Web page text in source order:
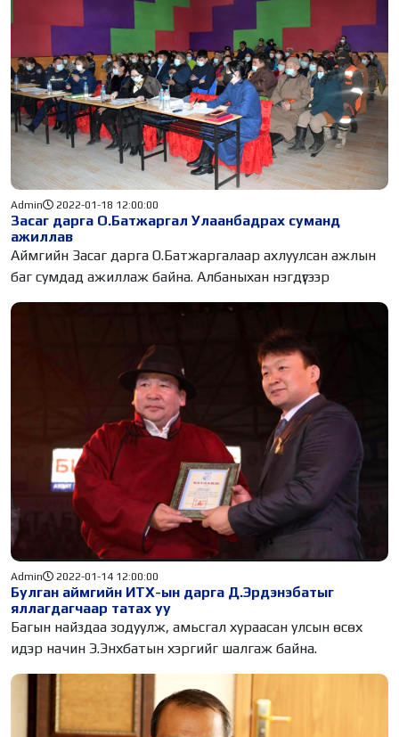
Засаг дарга О.Батжаргал Улаанбадрах суманд
ажиллав
Admin 2022-01-18 12:00:00
Аймгийн Засаг дарга О.Батжаргалаар ахлуулсан ажлын
баг сумдад ажиллаж байна. Албаныхан нэгдүгээр
Булган аймгийн ИТХ-ын дарга Д.Эрдэнэбатыг
яллагдагчаар татах уу
Admin 2022-01-14 12:00:00
Багын найздаа зодуулж, амьсгал хураасан улсын өсөх
идэр начин Э.Энхбатын хэргийг шалгаж байна.